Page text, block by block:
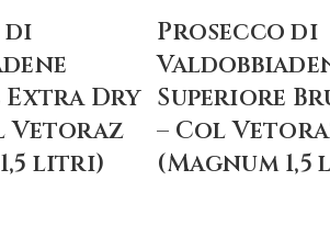
di
Extra Dry
Vetoraz
litri)
Prosecco di
Superiore
– Col
(Magnum